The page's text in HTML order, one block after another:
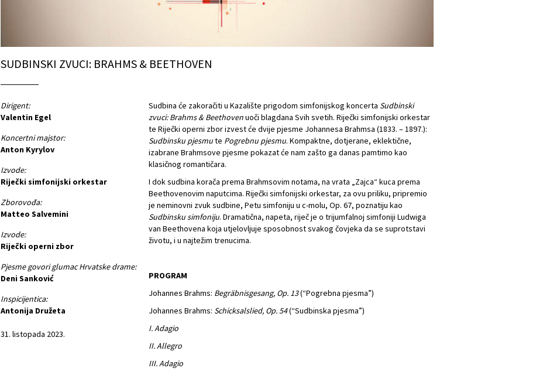
SUDBINSKI ZVUCI: BRAHMS & BEETHOVEN
Dirigent:
Valentin Egel
Koncertni majstor:
Anton Kyrylov
Izvode:
Riječki simfonijski orkestar
Zborovođa:
Matteo Salvemini
Izvode:
Riječki operni zbor
Pjesme govori glumac Hrvatske drame:
Deni Sanković
Inspicijentica:
Antonija Družeta
31. listopada 2023.
Sudbina će zakoračiti u Kazalište prigodom simfonijskog koncerta Sudbinski
zvuci: Brahms & Beethovenuoči blagdana Svih svetih. Riječki simfonijski orkestar
te Riječki operni zbor izvest će dvije pjesme Johannesa Brahmsa (1833. – 1897.):
Sudbinsku pjesmute Pogrebnu pjesmu. Kompaktne, dotjerane, eklektične,
izabrane Brahmsove pjesme pokazat će nam zašto ga danas pamtimo kao
klasičnog romantičara.
I dok sudbina korača prema Brahmsovim notama, na vrata „Zajca“ kuca prema
Beethovenovim naputcima. Riječki simfonijski orkestar, za ovu priliku, pripremio
je neminovni zvuk sudbine, Petu simfoniju u c-molu, Op. 67, poznatiju kao
Sudbinsku simfoniju. Dramatična, napeta, riječ je o trijumfalnoj simfoniji Ludwiga
van Beethovena koja utjelovljuje sposobnost svakog čovjeka da se suprotstavi
životu, i u najtežim trenucima.
PROGRAM
Johannes Brahms: Begräbnisgesang, Op. 13(“Pogrebna pjesma”)
Johannes Brahms: Schicksalslied, Op. 54(“Sudbinska pjesma”)
I. Adagio
II. Allegro
III. Adagio